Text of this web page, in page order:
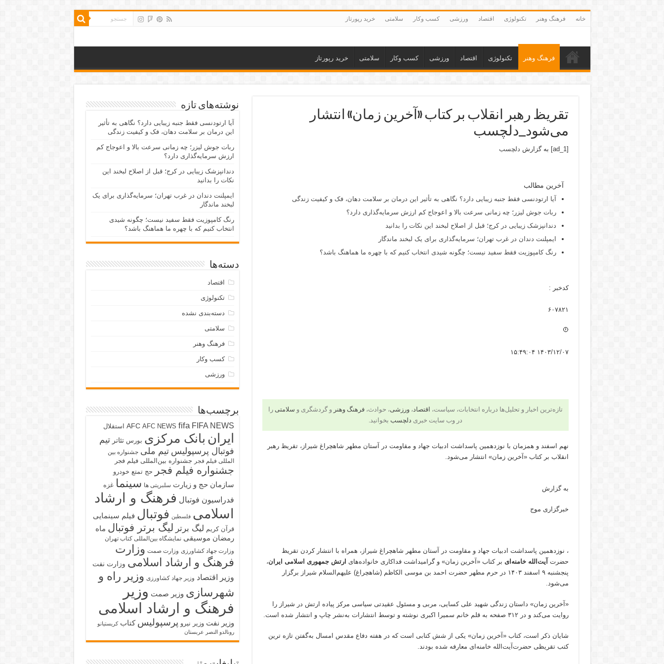
خانه فرهنگ وهنر تکنولوژی اقتصاد ورزشی کسب وکار سلامتی خرید رپورتاز
فرهنگ وهنر تکنولوژی اقتصاد ورزشی کسب وکار سلامتی خرید رپورتاز
تقریظ رهبر انقلاب بر کتاب «آخرین زمان» انتشار
می‌شود_دلچسب
[ad_1] به گزارش دلچسب
آخرین مطالب
آیا ارتودنسی فقط جنبه زیبایی دارد؟ نگاهی به تأثیر این درمان بر سلامت دهان، فک و کیفیت زندگی
ربات جوش لیزر؛ چه زمانی سرعت بالا و اعوجاج کم ارزش سرمایه‌گذاری دارد؟
دندانپزشک زیبایی در کرج؛ قبل از اصلاح لبخند این نکات را بدانید
ایمپلنت دندان در غرب تهران؛ سرمایه‌گذاری برای یک لبخند ماندگار
رنگ کامپوزیت فقط سفید نیست؛ چگونه شیدی انتخاب کنیم که با چهره ما هماهنگ باشد؟
کدخبر :
۶۰۷۸۲۱
۱۴۰۳/۱۲/۰۷ ۱۵:۴۹:۰۴
تازه‌ترین اخبار و تحلیل‌ها درباره انتخابات، سیاست، اقتصاد،ورزشی، حوادث،فرهنگ وهنر و گردشگری و سلامتی را
در وب سایت خبری دلچسب بخوانید.
نهم اسفند و همزمان با نوزدهمین پاسداشت ادبیات جهاد و مقاومت در آستان مطهر شاهچراغ شیراز، تقریظ رهبر
انقلاب بر کتاب «آخرین زمان» انتشار می‌شود.
به گزارش
خبرگزاری موج
، نوزدهمین پاسداشت ادبیات جهاد و مقاومت در آستان مطهر شاهچراغ شیراز، همراه با انتشار کردن تقریظ
حضرت آیت‌الله خامنه‌ای بر کتاب «آخرین زمان» و گرامیداشت فداکاری خانواده‌های ارتش جمهوری اسلامی ایران،
پنجشنبه ۹ اسفند ۱۴۰۳ در حرم مطهر حضرت احمد بن موسی الکاظم (شاهچراغ) علیهم‌السلام شیراز برگزار
می‌شود.
«آخرین زمان» داستان زندگی شهید علی کسایی، مربی و مسئول عقیدتی سیاسی مرکز پیاده ارتش در شیراز را
روایت می‌کند و در ۳۱۲ صفحه به قلم خانم سمیرا اکبری نوشته و توسط انتشارات به‌نشر چاپ و انتشار شده است.
شایان ذکر است، کتاب «آخرین زمان» یکی از شش کتابی است که در هفته دفاع مقدس امسال به‌گفتن تازه ترین
کتب تقریظی حضرت‌آیت‌الله خامنه‌ای معارفه شده بودند.
نوشته‌های تازه
آیا ارتودنسی فقط جنبه زیبایی دارد؟ نگاهی به تأثیر
این درمان بر سلامت دهان، فک و کیفیت زندگی
ربات جوش لیزر؛ چه زمانی سرعت بالا و اعوجاج کم
ارزش سرمایه‌گذاری دارد؟
دندانپزشک زیبایی در کرج؛ قبل از اصلاح لبخند این
نکات را بدانید
ایمپلنت دندان در غرب تهران؛ سرمایه‌گذاری برای یک
لبخند ماندگار
رنگ کامپوزیت فقط سفید نیست؛ چگونه شیدی
انتخاب کنیم که با چهره ما هماهنگ باشد؟
دسته‌ها
اقتصاد
تکنولوژی
دسته‌بندی نشده
سلامتی
فرهنگ وهنر
کسب وکار
ورزشی
برچسب‌ها
AFC AFC NEWS fifa FIFA NEWS استقلال
ایران بانک مرکزی بورس تئاتر تیم
فوتبال پرسپولیس تیم ملی جشنواره بین
المللی فیلم فجر جشنواره بین‌المللی فیلم فجر
جشنواره فیلم فجر حج تمتع خودرو
سازمان حج و زیارت سلبریتی ها سینما غزه
فدراسیون فوتبال فرهنگ و ارشاد
اسلامی فلسطین فوتبال فیلم سینمایی
قرآن کریم لیگ برتر لیگ برتر فوتبال ماه
رمضان موسیقی نمایشگاه بین‌المللی کتاب تهران
وزارت جهاد کشاورزی وزارت صمت وزارت
فرهنگ و ارشاد اسلامی وزارت نفت
وزیر اقتصاد وزیر جهاد کشاورزی وزیر راه و
شهرسازی وزیر صمت وزیر
فرهنگ و ارشاد اسلامی
وزیر نفت وزیر نیرو پرسپولیس کتاب کریستیانو
رونالدو النصر عربستان